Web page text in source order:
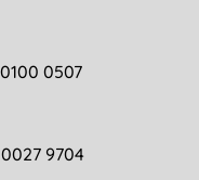
0507
9704